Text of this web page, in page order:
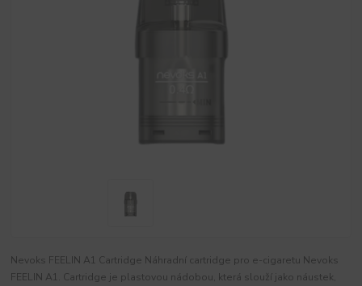
Nevoks FEELIN A1 Cartridge Náhradní cartridge pro e-cigaretu Nevoks
FEELIN A1. Cartridge je plastovou nádobou, která slouží jako náustek,